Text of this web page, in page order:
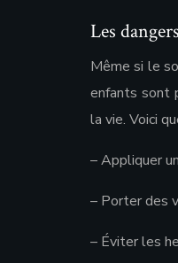
Les
Même si le
enfants sont
la vie. Voici
– Appliquer
– Porter des
– Éviter les